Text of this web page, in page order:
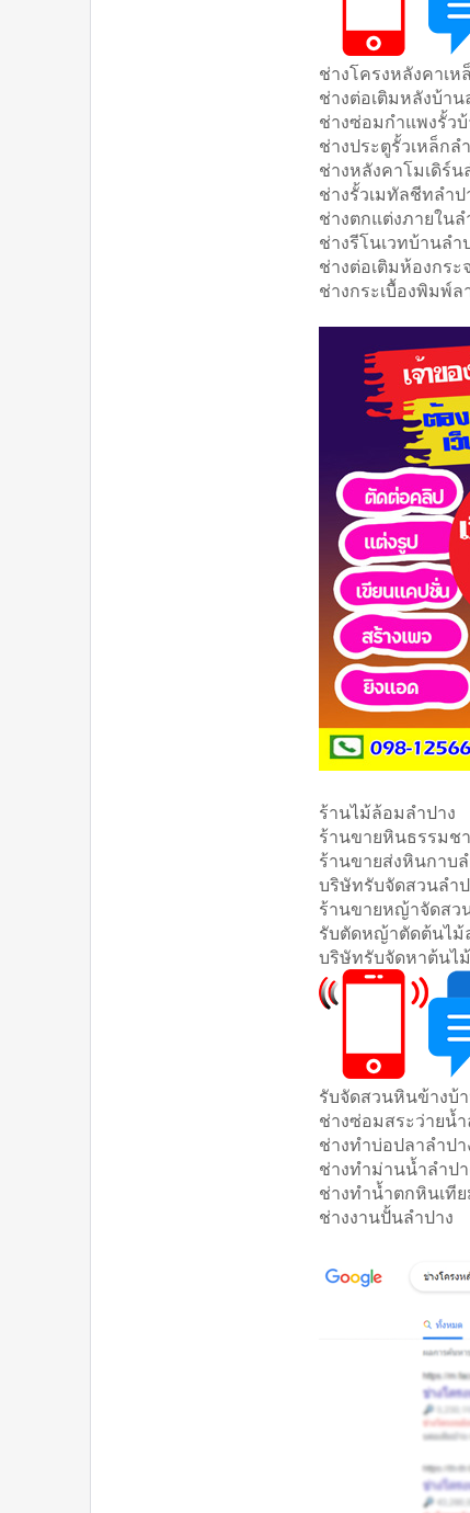
ช่างโครงหลังคาเห
ช่างต่อเติมหลังบ้าน
ช่างซ่อมกำแพงรั้ว
ช่างประตูรั้วเหล็กล
ช่างหลังคาโมเดิร์น
ช่างรั้วเมทัลชีทลำป
ช่างตกแต่งภายในล
ช่างรีโนเวทบ้านลำ
ช่างต่อเติมห้องกระ
ช่างกระเบื้องพิมพ์ล
ร้านไม้ล้อมลำปาง
ร้านขายหินธรรมช
ร้านขายส่งหินกาบ
บริษัทรับจัดสวนลำ
ร้านขายหญ้าจัดสว
รับตัดหญ้าตัดต้นไม้
บริษัทรับจัดหาต้นไ
รับจัดสวนหินข้างบ้
ช่างซ่อมสระว่ายน้ำ
ช่างทำบ่อปลาลำปา
ช่างทำม่านน้ำลำป
ช่างทำน้ำตกหินเที
ช่างงานปั้นลำปาง